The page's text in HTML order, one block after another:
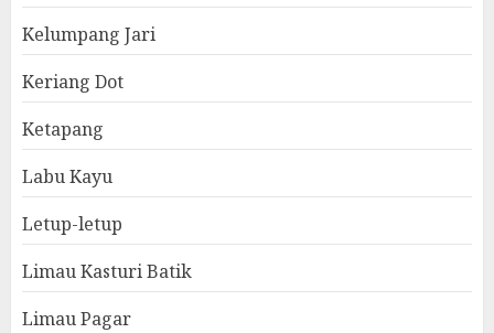
Kelumpang Jari
Keriang Dot
Ketapang
Labu Kayu
Letup-letup
Limau Kasturi Batik
Limau Pagar